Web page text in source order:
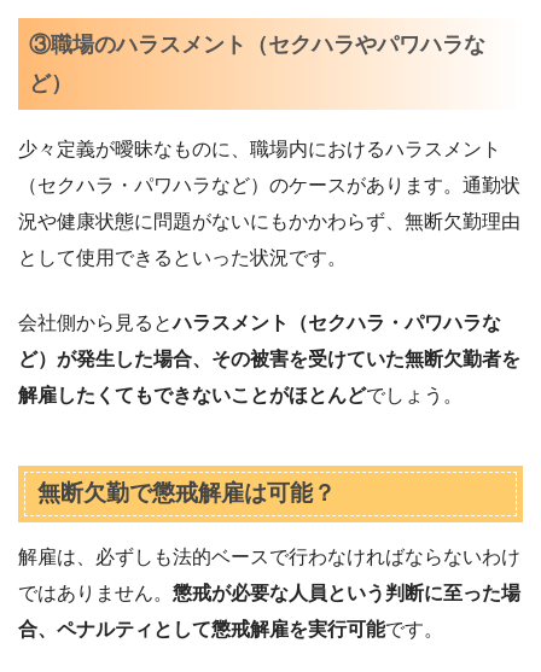
③職場のハラスメント（セクハラやパワハラな
ど）
少々定義が曖昧なものに、職場内におけるハラスメント
（セクハラ・パワハラなど）のケースがあります。通勤状
況や健康状態に問題がないにもかかわらず、無断欠勤理由
として使用できるといった状況です。
会社側から見るとハラスメント（セクハラ・パワハラな
ど）が発生した場合、その被害を受けていた無断欠勤者を
解雇したくてもできないことがほとんどでしょう。
無断欠勤で懲戒解雇は可能？
解雇は、必ずしも法的ベースで行わなければならないわけ
ではありません。 懲戒が必要な人員という判断に至った場
合、ペナルティとして懲戒解雇を実行可能です。